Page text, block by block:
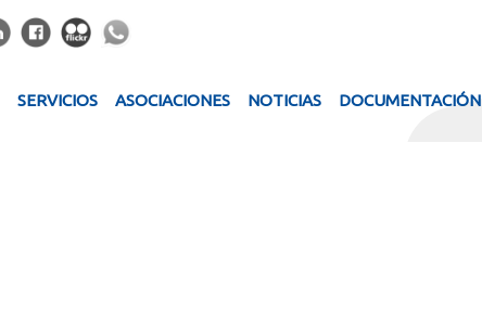
SERVICIOS ASOCIACIONES NOTICIAS DOCUMENTACIÓN